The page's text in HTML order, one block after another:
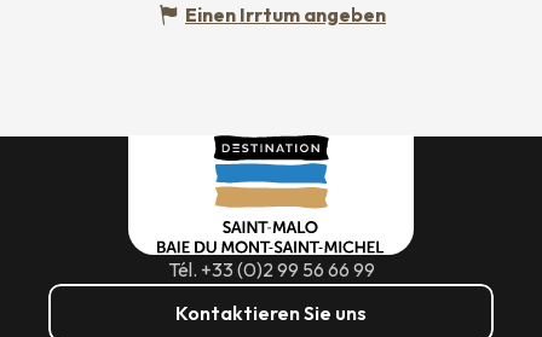
Einen Irrtum angeben
Tél. +33 (0)2 99 56 66 99
Kontaktieren Sie uns